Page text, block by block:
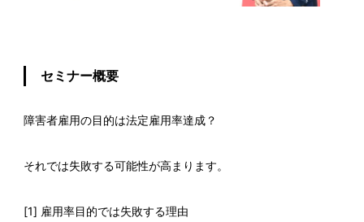
セミナー概要
障害者雇用の目的は法定雇用率達成？
それでは失敗する可能性が高まります。
[1] 雇用率目的では失敗する理由